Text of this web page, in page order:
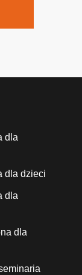
dla
dla dzieci
dla
dla